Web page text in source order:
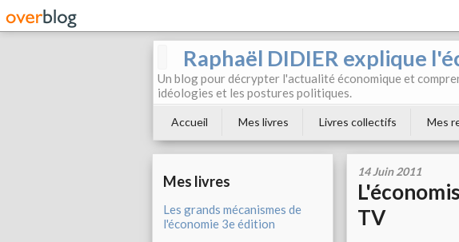
Raphaël DIDIER explique
Un blog pour décrypter l'actualité économique et
idéologies et les postures politiques.
Accueil Mes livres Livres collectifs Mes
Mes livres
Les grands mécanismes de
l'économie 3e édition
14 Juin 2011
TV